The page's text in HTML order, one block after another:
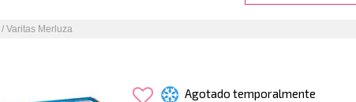
/ Varitas Merluza
Agotado temporalmente